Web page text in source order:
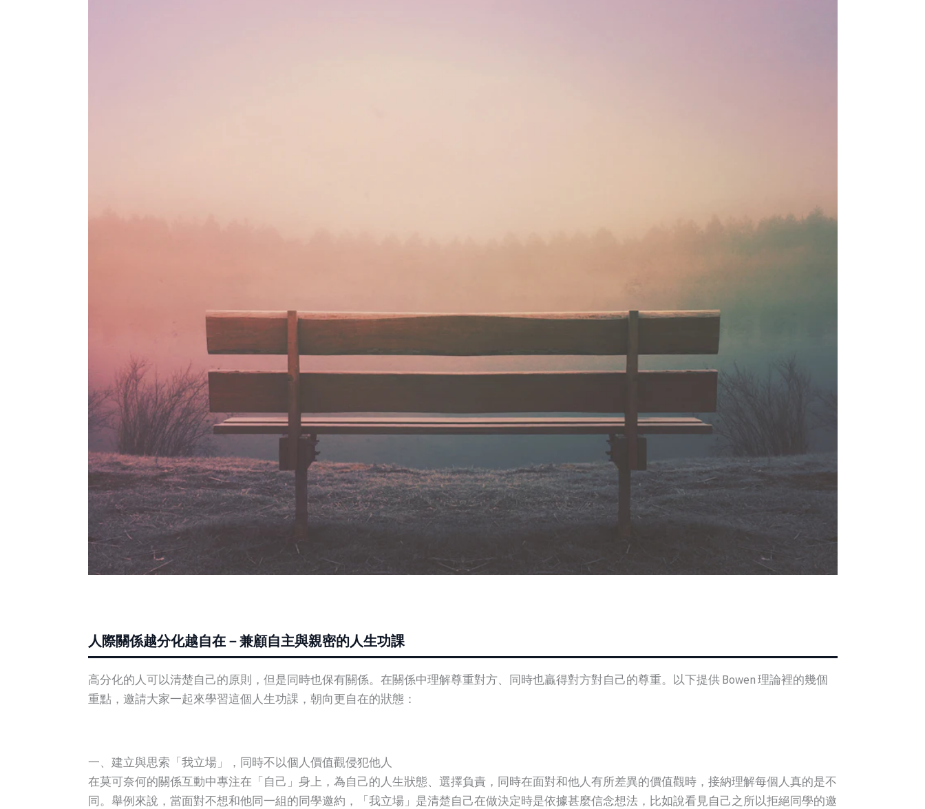
人際關係越分化越自在－兼顧自主與親密的人生功課
高分化的人可以清楚自己的原則，但是同時也保有關係。在關係中理解尊重對方、同時也贏得對方對自己的尊重。以下提供 Bowen 理論裡的幾個
重點，邀請大家一起來學習這個人生功課，朝向更自在的狀態：
一、建立與思索「我立場」，同時不以個人價值觀侵犯他人
在莫可奈何的關係互動中專注在「自己」身上，為自己的人生狀態、選擇負責，同時在面對和他人有所差異的價值觀時，接納理解每個人真的是不
同。舉例來說，當面對不想和他同一組的同學邀約，「我立場」是清楚自己在做決定時是依據甚麼信念想法，比如說看見自己之所以拒絕同學的邀